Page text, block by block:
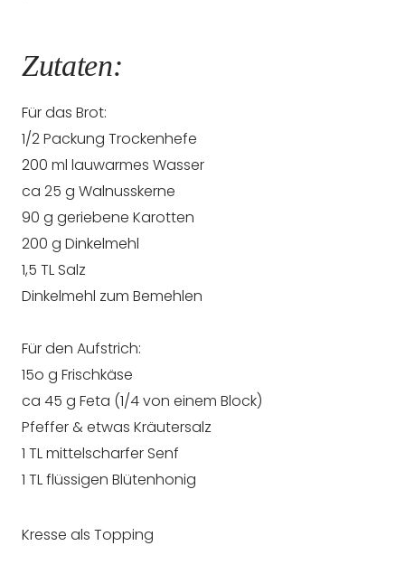
Zutaten:
Für das Brot:
1/2 Packung Trockenhefe
200 ml lauwarmes Wasser
ca 25 g Walnusskerne
90 g geriebene Karotten
200 g Dinkelmehl
1,5 TL Salz
Dinkelmehl zum Bemehlen
Für den Aufstrich:
15o g Frischkäse
ca 45 g Feta (1/4 von einem Block)
Pfeffer & etwas Kräutersalz
1 TL mittelscharfer Senf
1 TL flüssigen Blütenhonig
Kresse als Topping